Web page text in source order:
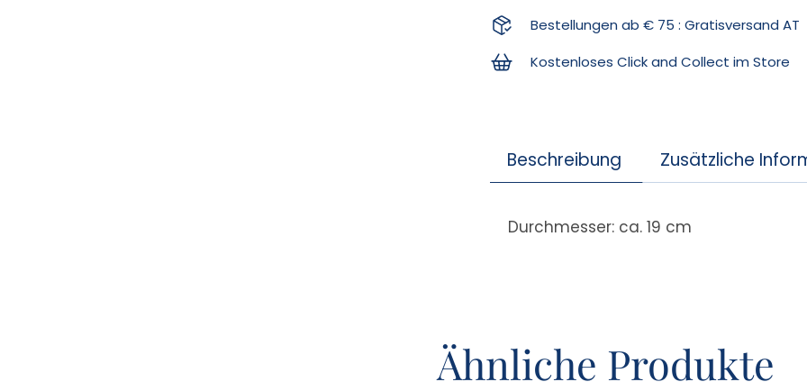
Bestellungen ab € 75 : Gratisversand AT
Kostenloses Click and Collect im Store
Beschreibung Zusätzliche
Durchmesser: ca. 19 cm
Ähnliche Produkte